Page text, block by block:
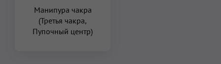
Манипура чакра
(Третья чакра,
Пупочный центр)